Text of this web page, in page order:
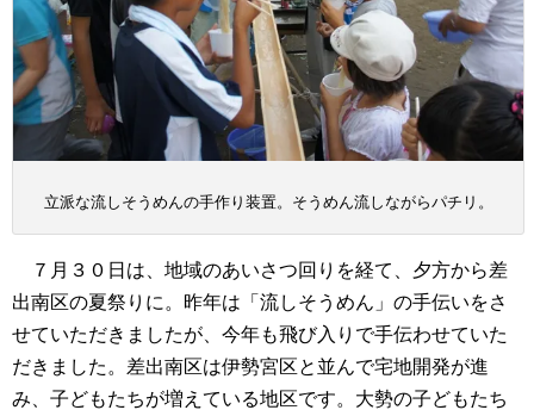
立派な流しそうめんの手作り装置。そうめん流しながらパチリ。
７月３０日は、地域のあいさつ回りを経て、夕方から差
出南区の夏祭りに。昨年は「流しそうめん」の手伝いをさ
せていただきましたが、今年も飛び入りで手伝わせていた
だきました。差出南区は伊勢宮区と並んで宅地開発が進
み、子どもたちが増えている地区です。大勢の子どもたち